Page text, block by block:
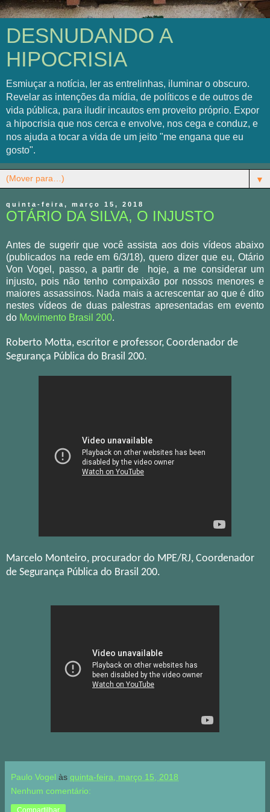
DESNUDANDO A
HIPOCRISIA
Esmiuçar a notícia, ler as entrelinhas, iluminar o obscuro.
Revelar as intenções da mídia, de políticos e de outros de
vida pública, para iludir incautos em proveito próprio. Expor
a hipocrisia que nos cerca e envolve, nos cega e conduz, e
nos ajuda a tocar a vida de um jeito "me engana que eu
gosto".
▼
quinta-feira, março 15, 2018
OTÁRIO DA SILVA, O INJUSTO
Antes de sugerir que você assista aos dois vídeos abaixo
(publicados na rede em 6/3/18), quero dizer que eu, Otário
Von Vogel, passo, a partir de hoje, a me considerar um
injusto, pois não tenho compaixão por nossos menores e
maiores assassinos. Nada mais a acrescentar ao que é dito
nestes vídeos de duas palestras apresentadas em evento
do Movimento Brasil 200.
Roberto Motta, escritor e professor, Coordenador de
Segurança Pública do Brasil 200.
Marcelo Monteiro, procurador do MPE/RJ, Coordenador
de Segurança Pública do Brasil 200.
Paulo Vogel às quinta-feira, março 15, 2018
Nenhum comentário:
Compartilhar